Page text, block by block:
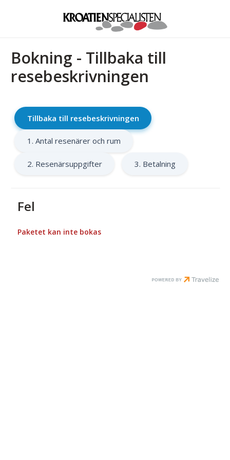
Bokning - Tillbaka till
resebeskrivningen
Tillbaka till resebeskrivningen
1. Antal resenärer och rum
2. Resenärsuppgifter 3. Betalning
Fel
Paketet kan inte bokas